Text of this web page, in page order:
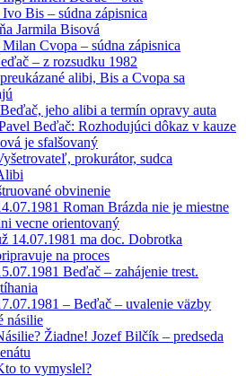
Bis – súdna zápisnica
Jarmila Bisová
Cvopa – súdna zápisnica
– z rozsudku 1982
alibi, Bis a Cvopa sa
jeho alibi a termín opravy auta
Beďač: Rozhodujúci dôkaz v kauze
je sfalšovaný
prokurátor, sudca
obvinenie
Roman Brázda nie je miestne
vecne orientovaný
14.07.1981 ma doc. Dobrotka
na proces
Beďač – zahájenie trest.
– Beďač – uvalenie väzby
násilie
Žiadne! Jozef Bilčík – predseda
to vymyslel?